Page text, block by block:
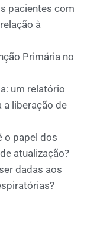
pacientes com
à
Primária no
um relatório
a liberação de
o papel dos
atualização?
dadas aos